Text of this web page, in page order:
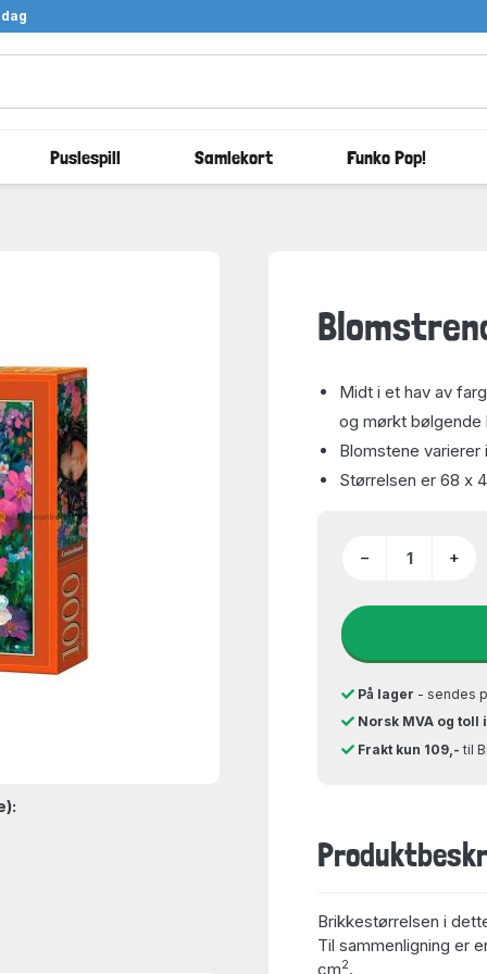
Puslespill Samlekort Funko Pop!
Midt i et hav av
og mørkt bølgende
Blomstene varierer
Størrelsen er 68 x
− +
På lager - sendes
Norsk MVA og toll
Frakt kun 109,- til
Brikkestørrelsen i
Til sammenligning er
cm2.